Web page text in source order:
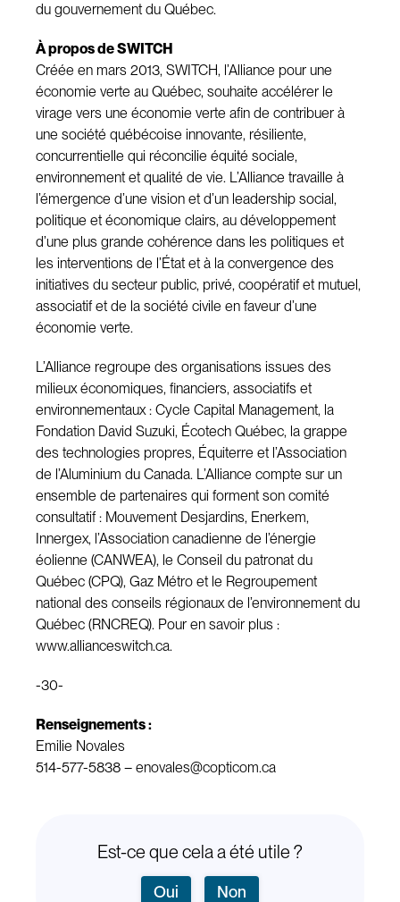
du gouvernement du Québec.
À propos de SWITCH
Créée en mars 2013, SWITCH, l’Alliance pour une
économie verte au Québec, souhaite accélérer le
virage vers une économie verte afin de contribuer à
une société québécoise innovante, résiliente,
concurrentielle qui réconcilie équité sociale,
environnement et qualité de vie. L’Alliance travaille à
l’émergence d’une vision et d’un leadership social,
politique et économique clairs, au développement
d’une plus grande cohérence dans les politiques et
les interventions de l’État et à la convergence des
initiatives du secteur public, privé, coopératif et mutuel,
associatif et de la société civile en faveur d’une
économie verte.
L’Alliance regroupe des organisations issues des
milieux économiques, financiers, associatifs et
environnementaux : Cycle Capital Management, la
Fondation David Suzuki, Écotech Québec, la grappe
des technologies propres, Équiterre et l’Association
de l’Aluminium du Canada. L’Alliance compte sur un
ensemble de partenaires qui forment son comité
consultatif : Mouvement Desjardins, Enerkem,
Innergex, l’Association canadienne de l’énergie
éolienne (CANWEA), le Conseil du patronat du
Québec (CPQ), Gaz Métro et le Regroupement
national des conseils régionaux de l’environnement du
Québec (RNCREQ). Pour en savoir plus :
www.allianceswitch.ca.
-30-
Renseignements :
Emilie Novales
514-577-5838 – enovales@copticom.ca
Est-ce que cela a été utile ?
Oui Non